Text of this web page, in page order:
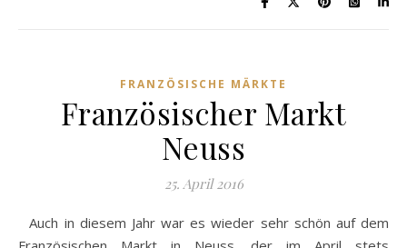
FRANZÖSISCHE MÄRKTE
Französischer Markt
Neuss
25. April 2016
Auch in diesem Jahr war es wieder sehr schön auf dem